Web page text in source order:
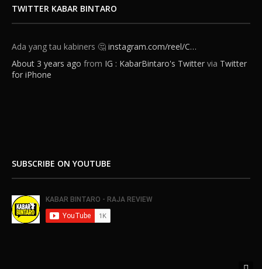
TWITTER KABAR BINTARO
Ada yang tau kabiners 🤔instagram.com/reel/C…
About 3 years ago from IG : KabarBintaro's Twitter via Twitter
for iPhone
SUBSCRIBE ON YOUTUBE